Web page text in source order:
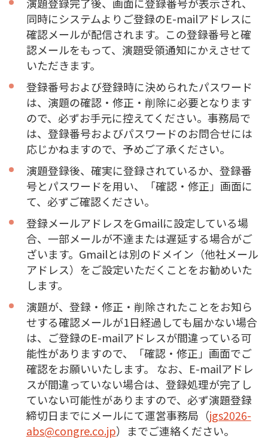
同時にシステムよりご登録のE-mailアドレスに
確認メールが配信されます。この登録番号と確
認メールをもって、演題受領通知にかえさせて
いただきます。
登録番号および登録時に決められたパスワード
は、演題の確認・修正・削除に必要となります
ので、必ずお手元に控えてください。事務局で
は、登録番号およびパスワードのお問合せには
応じかねますので、予めご了承ください。
演題登録後、確実に登録されているか、登録番
号とパスワードを用い、「確認・修正」画面に
て、必ずご確認ください。
登録メールアドレスをGmailに設定している場
合、一部メールが不達または遅延する場合がご
ざいます。Gmailとは別のドメイン（他社メール
アドレス）をご設定いただくことをお勧めいた
します。
演題が、登録・修正・削除されたことをお知ら
せする確認メールが1日経過しても届かない場合
は、ご登録のE-mailアドレスが間違っている可
能性がありますので、「確認・修正」画面でご
確認をお願いいたします。 なお、E-mailアドレ
スが間違っていない場合は、登録処理が完了し
ていない可能性がありますので、必ず演題登録
締切日までにメールにて運営事務局（jgs2026-
abs@congre.co.jp）までご連絡ください。